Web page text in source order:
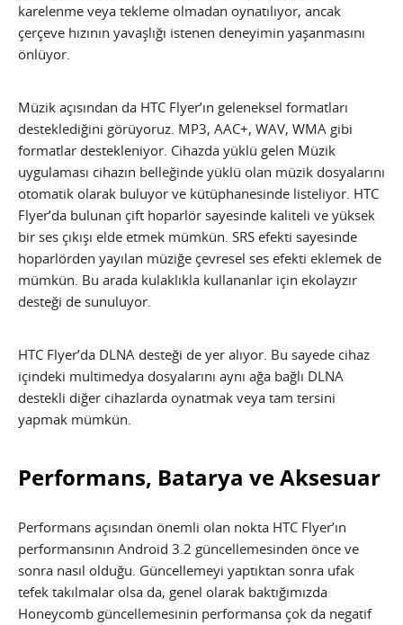
karelenme veya tekleme olmadan oynatılıyor, ancak
çerçeve hızının yavaşlığı istenen deneyimin yaşanmasını
önlüyor.
Müzik açısından da HTC Flyer’ın geleneksel formatları
desteklediğini görüyoruz. MP3, AAC+, WAV, WMA gibi
formatlar destekleniyor. Cihazda yüklü gelen Müzik
uygulaması cihazın belleğinde yüklü olan müzik dosyalarını
otomatik olarak buluyor ve kütüphanesinde listeliyor. HTC
Flyer’da bulunan çift hoparlör sayesinde kaliteli ve yüksek
bir ses çıkışı elde etmek mümkün. SRS efekti sayesinde
hoparlörden yayılan müziğe çevresel ses efekti eklemek de
mümkün. Bu arada kulaklıkla kullananlar için ekolayzır
desteği de sunuluyor.
HTC Flyer’da DLNA desteği de yer alıyor. Bu sayede cihaz
içindeki multimedya dosyalarını aynı ağa bağlı DLNA
destekli diğer cihazlarda oynatmak veya tam tersini
yapmak mümkün.
Performans, Batarya ve Aksesuar
Performans açısından önemli olan nokta HTC Flyer’ın
performansının Android 3.2 güncellemesinden önce ve
sonra nasıl olduğu. Güncellemeyi yaptıktan sonra ufak
tefek takılmalar olsa da, genel olarak baktığımızda
Honeycomb güncellemesinin performansa çok da negatif